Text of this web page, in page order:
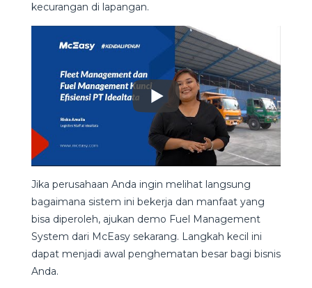
kecurangan di lapangan.
Jika perusahaan Anda ingin melihat langsung
bagaimana sistem ini bekerja dan manfaat yang
bisa diperoleh, ajukan demo Fuel Management
System dari McEasy sekarang. Langkah kecil ini
dapat menjadi awal penghematan besar bagi bisnis
Anda.